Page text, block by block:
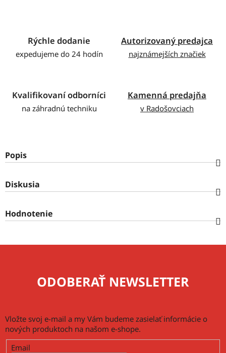
Rýchle dodanie
expedujeme do 24 hodín
Autorizovaný predajca
najznámejších značiek
Kvalifikovaní odborníci
na záhradnú techniku
Kamenná predajňa
v Radošovciach
Popis
Diskusia
Hodnotenie
ODOBERAŤ NEWSLETTER
Vložte svoj e-mail a my Vám budeme zasielať informácie o
nových produktoch na našom e-shope.
Email